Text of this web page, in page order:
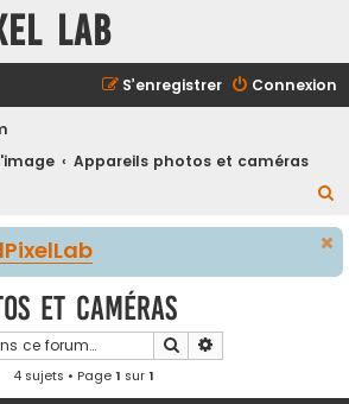
Lab
Connexion
S’enregistrer
Appareils photos et caméras
e
et caméras
Rechercher
4 sujets • Page1 sur1